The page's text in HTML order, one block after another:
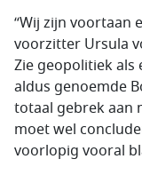
“Wij zijn voortaan
voorzitter Ursula
Zie geopolitiek als
aldus genoemde
totaal gebrek aan
moet wel
voorlopig vooral